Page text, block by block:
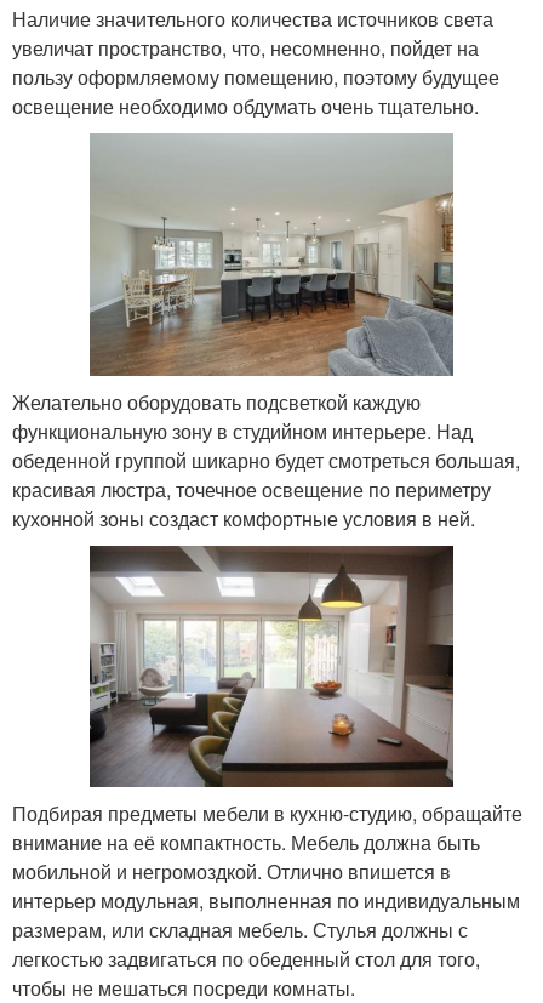
Наличие значительного количества источников света
увеличат пространство, что, несомненно, пойдет на
пользу оформляемому помещению, поэтому будущее
освещение необходимо обдумать очень тщательно.
Желательно оборудовать подсветкой каждую
функциональную зону в студийном интерьере. Над
обеденной группой шикарно будет смотреться большая,
красивая люстра, точечное освещение по периметру
кухонной зоны создаст комфортные условия в ней.
Подбирая предметы мебели в кухню-студию, обращайте
внимание на её компактность. Мебель должна быть
мобильной и негромоздкой. Отлично впишется в
интерьер модульная, выполненная по индивидуальным
размерам, или складная мебель. Стулья должны с
легкостью задвигаться по обеденный стол для того,
чтобы не мешаться посреди комнаты.